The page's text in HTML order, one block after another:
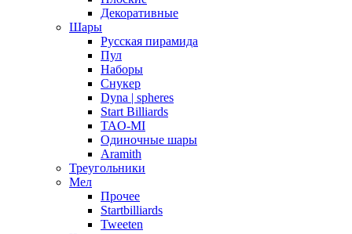
Декоративные
Шары
Русская пирамида
Пул
Наборы
Снукер
Dyna | spheres
Start Billiards
TAO-MI
Одиночные шары
Aramith
Треугольники
Мел
Прочее
Startbilliards
Tweeten